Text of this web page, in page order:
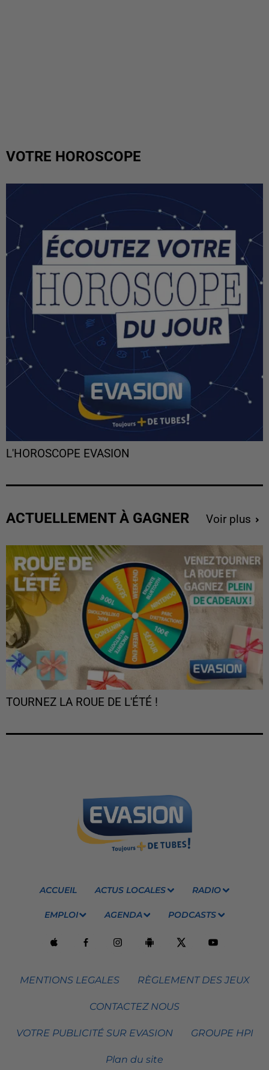
VOTRE HOROSCOPE
L'HOROSCOPE EVASION
ACTUELLEMENT À GAGNER Voir plus
TOURNEZ LA ROUE DE L'ÉTÉ !
ACCUEIL ACTUS LOCALES RADIO
EMPLOI AGENDA PODCASTS
MENTIONS LEGALES RÈGLEMENT DES JEUX
CONTACTEZ NOUS
VOTRE PUBLICITÉ SUR EVASION GROUPE HPI
Plan du site